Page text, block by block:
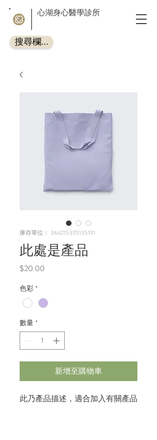
心湖身心醫學診所
搜尋欄...
庫存單位： 364215375135191
此處是產品
$20.00
色彩 *
數量 *
新增至購物車
此乃產品描述，適合加入有關產品
的詳細資訊，例如尺寸、材料、保